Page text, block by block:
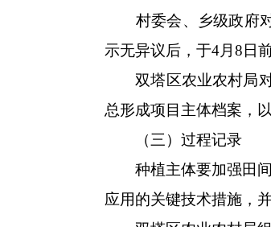
村委会、乡级政府对
示无异议后，于4月8日
双塔区农业农村局对
总形成项目主体档案，
（三）过程记录
种植主体要加强田间
应用的关键技术措施，